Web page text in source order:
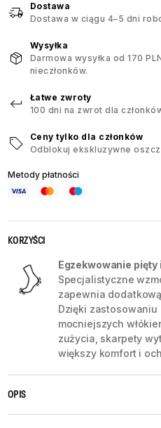
Dostawa
Dostawa w ciągu 4–5 dni
Wysyłka
Darmowa wysyłka od 170
nieczłonków.
Łatwe zwroty
100 dni na zwrot dla
Ceny tylko dla członków
Odblokuj ekskluzywne
Metody płatności
KORZYŚCI
Egzekwowanie
Specjalistyczne
zapewnia
Dzięki zastosowaniu
mocniejszych
zużycia, skarpety
większy komfort i
OPIS